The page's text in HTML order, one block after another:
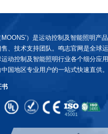
）是运动控制及智能照明产
售、技术支持团队。鸣志官网是全球
运动控制及智能照明行业各个细分应
国地区专业用户的一站式快速直供。
书